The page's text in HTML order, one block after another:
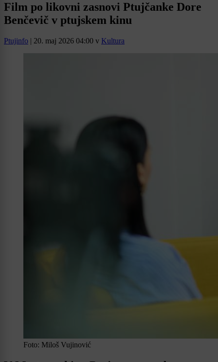
Film po likovni zasnovi Ptujčanke Dore
Benčevič v ptujskem kinu
Ptujinfo | 20. maj 2026 04:00 v Kultura
Foto: Miloš Vujinović